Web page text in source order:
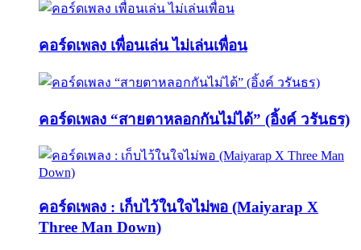
คอร์ดเพลง เพื่อนเล่น ไม่เล่นเพื่อน
คอร์ดเพลง “สายตาหลอกกันไม่ได้” (อิ้งค์ วรันธร)
คอร์ดเพลง : เก็บไว้ในใจไม่พอ (Maiyarap X
Three Man Down)